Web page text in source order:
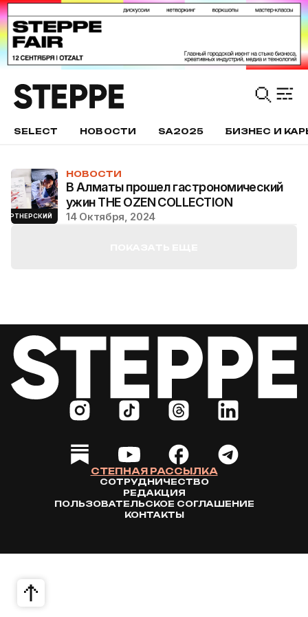
SELECT НОВОСТИ SA2025 БИЗНЕС И
ПАРТНЕРСКИЙ
НОВОСТИ
В Алматы прошел гастрономический
ужин THE OZEN COLLECTION
14 Октября, 2024
СТЕПНАЯ РАССЫЛКА
СОТРУДНИЧЕСТВО
РЕДАКЦИЯ
ПОЛЬЗОВАТЕЛЬСКОЕ СОГЛАШЕНИЕ
КОНТАКТЫ